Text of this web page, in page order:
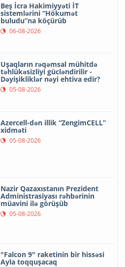
Beş İcra Hakimiyyəti İT
sistemlərini “Hökumət
buludu”na köçürüb
06-08-2026
Uşaqların rəqəmsal mühitdə
təhlükəsizliyi gücləndirilir -
Dəyişikliklər nəyi ehtiva edir?
05-08-2026
Azercell-dən illik “ZengimCELL”
xidməti
05-08-2026
Nazir Qazaxıstanın Prezident
Administrasiyası rəhbərinin
müavini ilə görüşüb
05-08-2026
"Falcon 9" raketinin bir hissəsi
Ayla toqquşacaq